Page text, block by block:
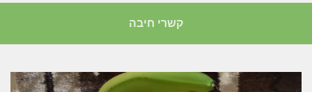
קשרי חיבה